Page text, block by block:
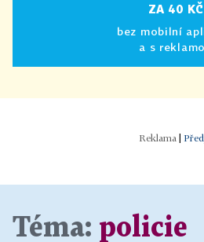
ZA 40 KČ
bez mobilní
a s
|
Téma: policie